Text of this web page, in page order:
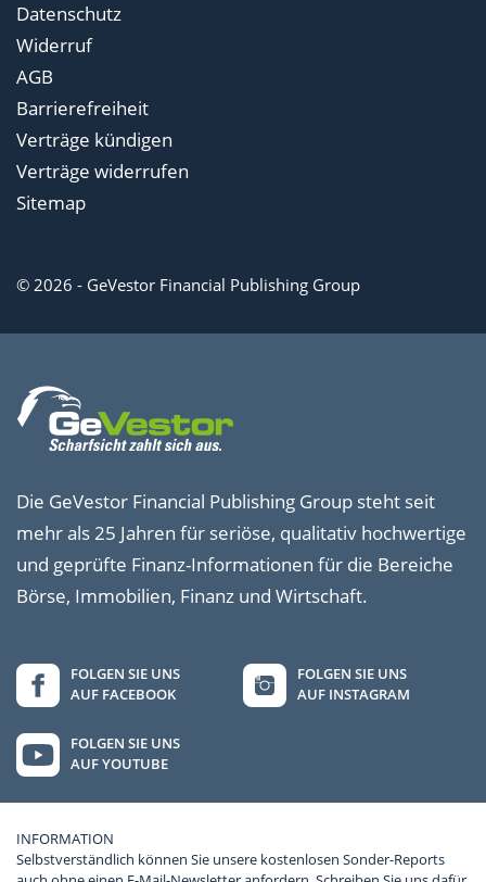
Datenschutz
Widerruf
AGB
Barrierefreiheit
Verträge kündigen
Verträge widerrufen
Sitemap
© 2026 - GeVestor Financial Publishing Group
Die GeVestor Financial Publishing Group steht seit
mehr als 25 Jahren für seriöse, qualitativ hochwertige
und geprüfte Finanz-Informationen für die Bereiche
Börse, Immobilien, Finanz und Wirtschaft.
FOLGEN SIE UNS
AUF FACEBOOK
FOLGEN SIE UNS
AUF INSTAGRAM
FOLGEN SIE UNS
AUF YOUTUBE
INFORMATION
Selbstverständlich können Sie unsere kostenlosen Sonder-Reports